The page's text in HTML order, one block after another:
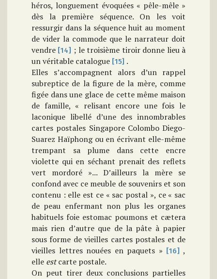
héros, longuement évoquées « pêle-mêle »
dès la première séquence. On les voit
ressurgir dans la séquence huit au moment
de vider la commode que le narrateur doit
vendre [14] ; le troisième tiroir donne lieu à
un véritable catalogue [15] .
Elles s’accompagnent alors d’un rappel
subreptice de la figure de la mère, comme
figée dans une glace de cette même maison
de famille, « relisant encore une fois le
laconique libellé d’une des innombrables
cartes postales Singapore Colombo Diego-
Suarez Haïphong ou en écrivant elle-même
trempant sa plume dans cette encre
violette qui en séchant prenait des reflets
vert mordoré »... D’ailleurs la mère se
confond avec ce meuble de souvenirs et son
contenu : elle est ce « sac postal », ce « sac
de peau enfermant non plus les organes
habituels foie estomac poumons et cætera
mais rien d’autre que de la pâte à papier
sous forme de vieilles cartes postales et de
vieilles lettres nouées en paquets »
[16] ,
elle estcarte postale.
On peut tirer deux conclusions partielles